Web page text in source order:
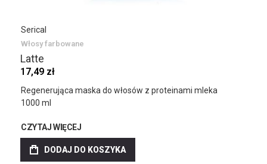
Serical
Włosy farbowane
Latte
17,49 zł
Regenerująca maska do włosów z proteinami mleka
1000 ml
CZYTAJ WIĘCEJ
DODAJ DO KOSZYKA